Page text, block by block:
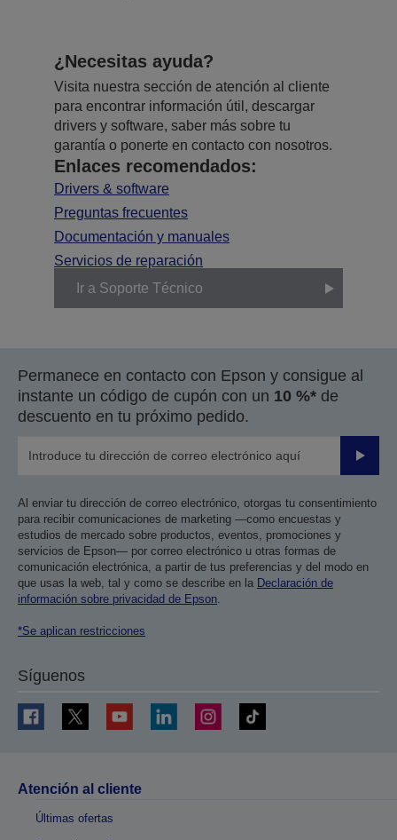
¿Necesitas ayuda?
Visita nuestra sección de atención al cliente
para encontrar información útil, descargar
drivers y software, saber más sobre tu
garantía o ponerte en contacto con nosotros.
Enlaces recomendados:
Drivers & software
Preguntas frecuentes
Documentación y manuales
Servicios de reparación
Ir a Soporte Técnico
Permanece en contacto con Epson y consigue al
instante un código de cupón con un 10 %* de
descuento en tu próximo pedido.
Enviar
Al enviar tu dirección de correo electrónico, otorgas tu consentimiento
para recibir comunicaciones de marketing —como encuestas y
estudios de mercado sobre productos, eventos, promociones y
servicios de Epson— por correo electrónico u otras formas de
comunicación electrónica, a partir de tus preferencias y del modo en
que usas la web, tal y como se describe en la Declaración de
información sobre privacidad de Epson.
*Se aplican restricciones
Síguenos
Atención al cliente
Últimas ofertas